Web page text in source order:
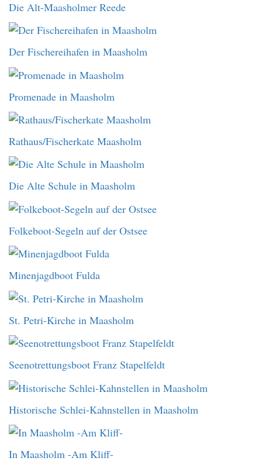
Die Alt-Maasholmer Reede
Der Fischereihafen in Maasholm
Promenade in Maasholm
Rathaus/Fischerkate Maasholm
Die Alte Schule in Maasholm
Folkeboot-Segeln auf der Ostsee
Minenjagdboot Fulda
St. Petri-Kirche in Maasholm
Seenotrettungsboot Franz Stapelfeldt
Historische Schlei-Kahnstellen in Maasholm
In Maasholm -Am Kliff-